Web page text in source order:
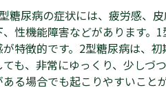
糖尿病の症状には、疲労感、
、性機能障害などがあります。
が特徴的です。2型糖尿病は、
ても、非常にゆっくり、少しづ
ある場合でも起こりやすいこと